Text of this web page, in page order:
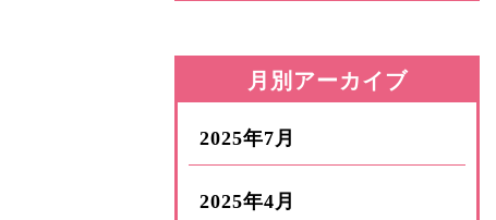
月別アーカイブ
2025年7月
2025年4月